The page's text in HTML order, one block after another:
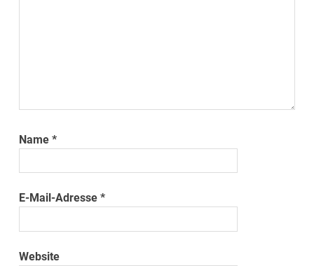
Name*
E-Mail-Adresse*
Website